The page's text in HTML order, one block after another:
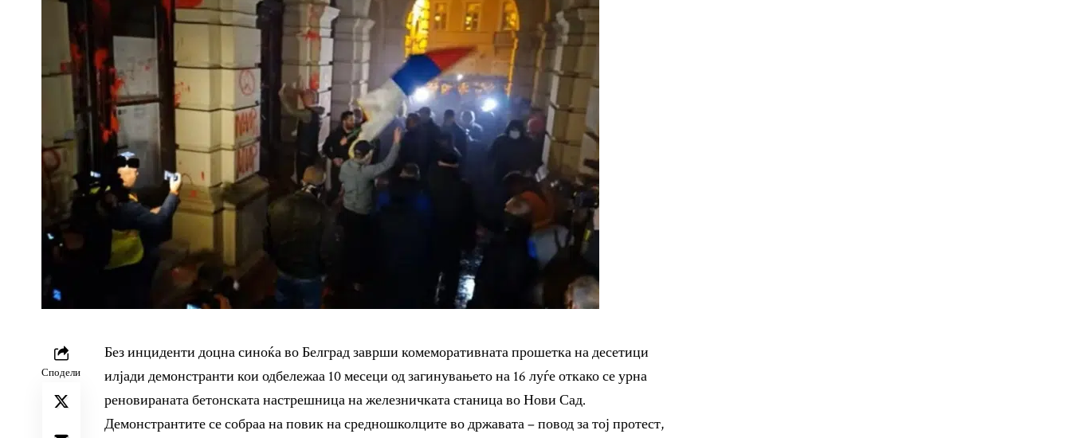
Сподели
Без инциденти доцна синоќа во Белград заврши комеморативната прошетка на десетици
илјади демонстранти кои одбележаа 10 месеци од загинувањето на 16 луѓе откако се урна
реновираната бетонската настрешница на железничката станица во Нови Сад.
Демонстрантите се собраа на повик на средношколците во државата – повод за тој протест,